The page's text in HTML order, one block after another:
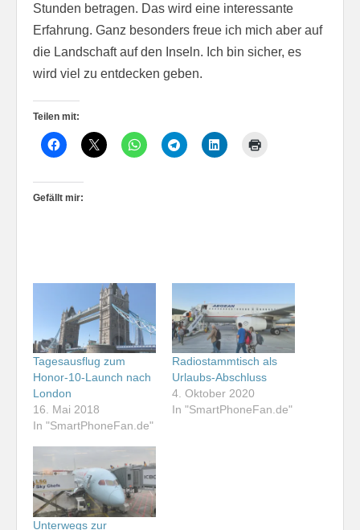
Stunden betragen. Das wird eine interessante
Erfahrung. Ganz besonders freue ich mich aber auf
die Landschaft auf den Inseln. Ich bin sicher, es
wird viel zu entdecken geben.
Teilen mit:
Gefällt mir:
Tagesausflug zum
Honor-10-Launch nach
London
16. Mai 2018
In "SmartPhoneFan.de"
Radiostammtisch als
Urlaubs-Abschluss
4. Oktober 2020
In "SmartPhoneFan.de"
Unterwegs zur